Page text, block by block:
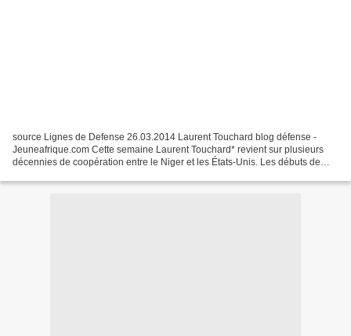
source Lignes de Defense 26.03.2014 Laurent Touchard blog défense -
Jeuneafrique.com Cette semaine Laurent Touchard* revient sur plusieurs
décennies de coopération entre le Niger et les États-Unis. Les débuts de